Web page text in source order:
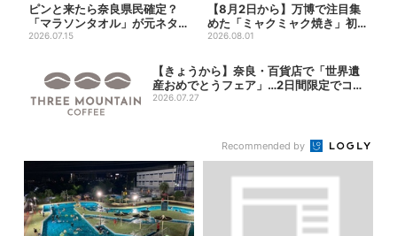
ピンと来たら奈良県民確定？
「マラソンタオル」が元ネタ
の汗取りインナー、販売数5
2026.07.15
【8月2日から】万博で注目集
めた「ミャクミャク焼き」初
グッズ化！大阪・梅田だけの...
2026.08.01
【きょうから】奈良・百貨店で「世界遺
産おめでとうフェア」…2日間限定でコー
ヒー無...
2026.07.27
Recommended by